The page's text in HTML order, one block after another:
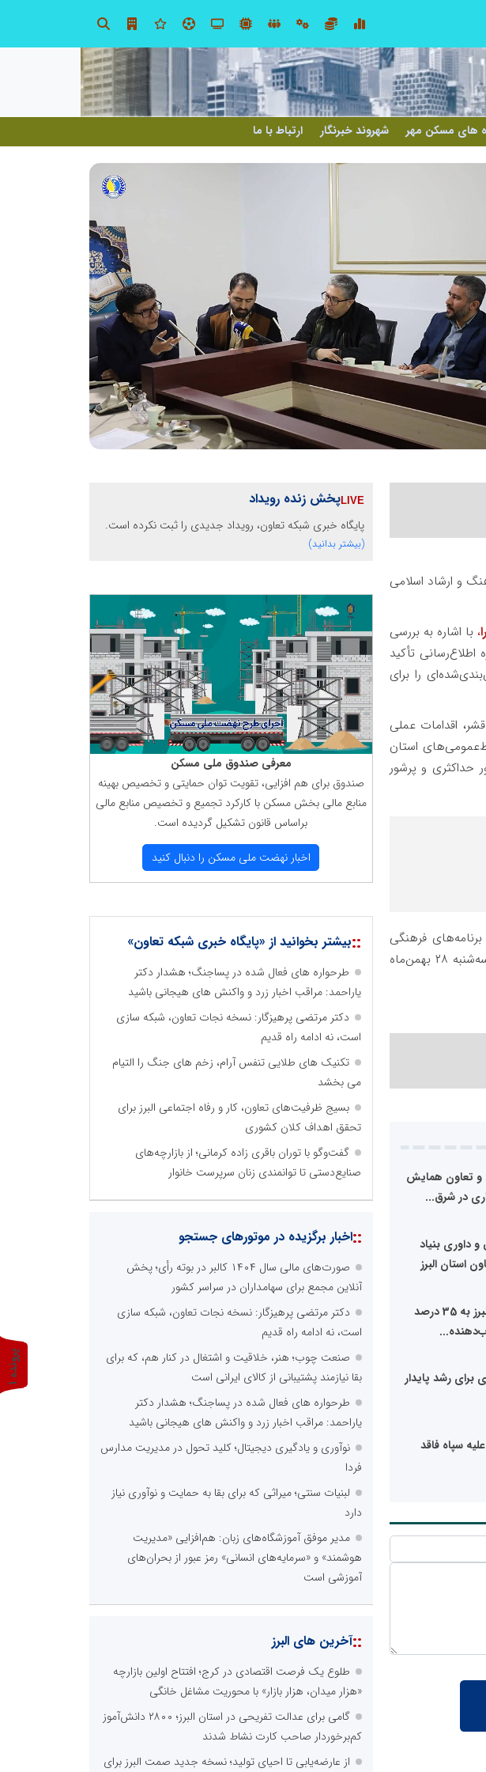
های مسکن مهر شهروند خبرنگار ارتباط با ما
و ارشاد اسلامی
، با اشاره به بررسی
تأکید
را برای
اقدامات عملی
۲۲ بهمن، تصریح کرد: روابط‌عمومی‌های استان
حداکثری و پرشور
فرهنگی
پیشِرو نیز تبادل نظر شد. مراسم افتتاحیه دوازدهمین نمایشگاه بزرگ قرآن و عترت استان البرز، روز سه‌شنبه ۲۸ بهمن‌ماه
و تعاون همایش
در شرق...
داوری بنیاد
استان البرز
صادرات خدمات فنی البرز به 35 درصد
برای رشد پایدار
سپاه فاقد
پخش زنده رویداد
پایگاه خبری شبکه تعاون، رویداد جدیدی را ثبت نکرده است.
(بیشتر بدانید)
معرفی صندوق ملی مسكن
صندوق برای هم افزایی، تقویت توان حمایتی و تخصیص بهینه
منابع مالی بخش مسكن با كاركرد تجمیع و تخصیص منابع مالی
براساس قانون تشكیل گردیده است.
اخبار نهضت ملی مسكن را دنبال كنید
::بیشتر بخوانید از «پایگاه خبری شبکه تعاون»
طرحواره های فعال شده در پساجنگ؛ هشدار دکتر
یاراحمد: مراقب اخبار زرد و واکنش های هیجانی باشید
دکتر مرتضی پرهیزگار: نسخه نجات تعاون، شبکه سازی
است، نه ادامه راه قدیم
تکنیک های طلایی تنفس آرام، زخم های جنگ را التیام
می بخشد
بسیج ظرفیت‌های تعاون، کار و رفاه اجتماعی البرز برای
تحقق اهداف کلان کشوری
گفت‌وگو با توران باقری‌ زاده کرمانی؛ از بازارچه‌های
صنایع‌دستی تا توانمندی زنان سرپرست خانوار
::اخبار برگزیده در موتورهای جستجو
صورت‌های مالی سال ۱۴۰۴ کالبر در بوته رأی؛ پخش
آنلاین مجمع برای سهامداران در سراسر کشور
دکتر مرتضی پرهیزگار: نسخه نجات تعاون، شبکه سازی
است، نه ادامه راه قدیم
صنعت چوب؛ هنر، خلاقیت و اشتغال در کنار هم، که برای
بقا نیازمند پشتیبانی از کالای ایرانی است
طرحواره های فعال شده در پساجنگ؛ هشدار دکتر
یاراحمد: مراقب اخبار زرد و واکنش های هیجانی باشید
نوآوری و یادگیری دیجیتال؛ کلید تحول در مدیریت مدارس
فردا
لبنیات سنتی؛ میراثی که برای بقا به حمایت و نوآوری نیاز
دارد
مدیر موفق آموزشگاه‌های زبان: هم‌افزایی «مدیریت
هوشمند» و «سرمایه‌های انسانی» رمز عبور از بحران‌های
آموزشی است
::آخرین های البرز
طلوع یک فرصت اقتصادی در کرج؛ افتتاح اولین بازارچه
«هزار میدان، هزار بازار» با محوریت مشاغل خانگی
گامی برای عدالت تفریحی در استان البرز؛ ۲۸۰۰ دانش‌آموز
کم‌برخوردار صاحب کارت نشاط شدند
از عارضه‌یابی تا احیای تولید؛ نسخه جدید صمت البرز برای
پ
ر
و
ن
د
ه
1